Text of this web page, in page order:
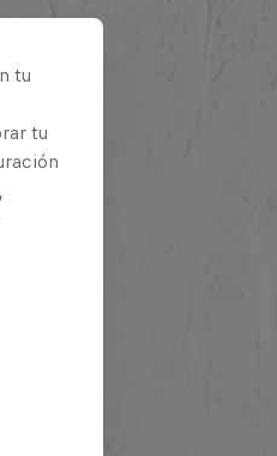
tu
tu